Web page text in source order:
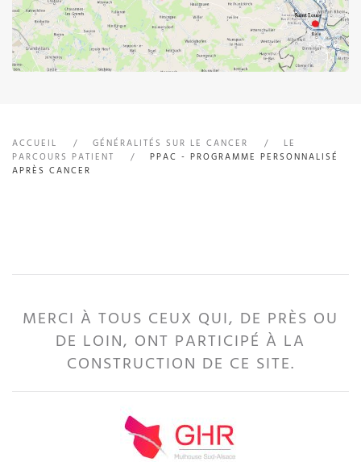
ACCUEIL GÉNÉRALITÉS SUR LE CANCER
LE
PARCOURS PATIENT
PPAC - PROGRAMME PERSONNALISÉ
APRÈS CANCER
MERCI À TOUS CEUX QUI, DE PRÈS OU
DE LOIN, ONT PARTICIPÉ À LA
CONSTRUCTION DE CE SITE.